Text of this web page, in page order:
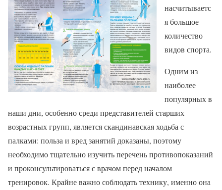
насчитываетс
я большое
количество
видов спорта.
Одним из
наиболее
популярных в
наши дни, особенно среди представителей старших
возрастных групп, является скандинавская ходьба с
палками: польза и вред занятий доказаны, поэтому
необходимо тщательно изучить перечень противопоказаний
и проконсультироваться с врачом перед началом
тренировок. Крайне важно соблюдать технику, именно она